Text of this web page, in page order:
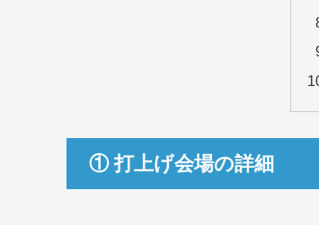
① 打上げ会場の詳細